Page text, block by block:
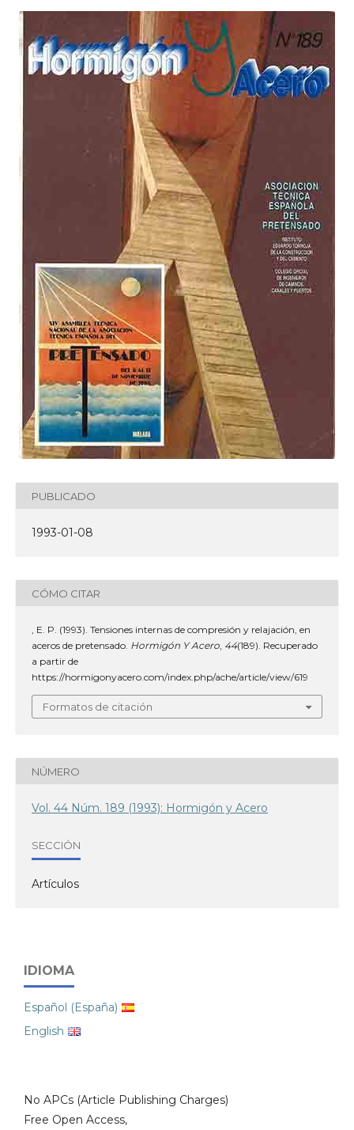
PUBLICADO
1993-01-08
CÓMO CITAR
, E. P. (1993). Tensiones internas de compresión y relajación, en
aceros de pretensado. Hormigón Y Acero, 44(189). Recuperado
a partir de
https://hormigonyacero.com/index.php/ache/article/view/619
Formatos de citación
NÚMERO
Vol. 44 Núm. 189 (1993): Hormigón y Acero
SECCIÓN
Artículos
IDIOMA
Español (España)
English
No APCs (Article Publishing Charges)
Free Open Access,